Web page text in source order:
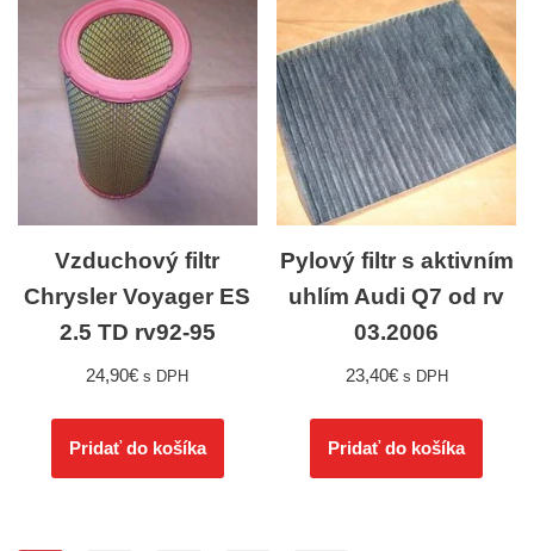
Vzduchový filtr
Chrysler Voyager ES
2.5 TD rv92-95
24,90€ s DPH
Pridať do košíka
Pylový filtr s aktivním
uhlím Audi Q7 od rv
03.2006
23,40€ s DPH
Pridať do košíka